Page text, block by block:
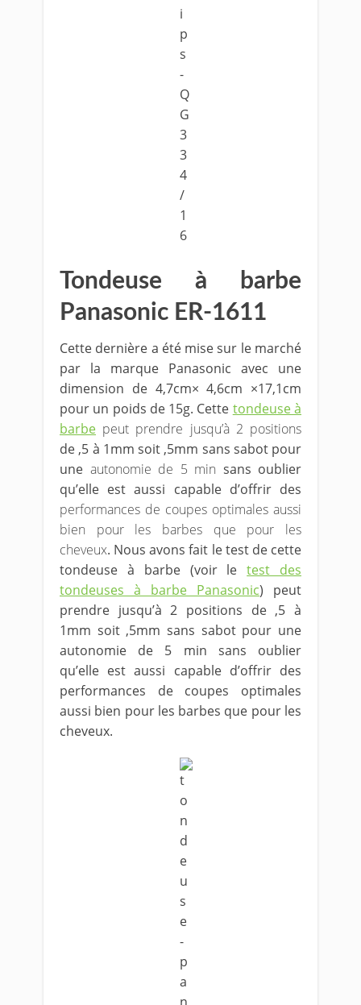
Tondeuse à barbe
Panasonic ER-1611
Cette dernière a été mise sur le marché
par la marque Panasonic avec une
dimension de 4,7cm× 4,6cm ×17,1cm
pour un poids de 15g. Cette tondeuse à
barbe peut prendre jusqu’à 2 positions
de ,5 à 1mm soit ,5mm sans sabot pour
une autonomie de 5 min sans oublier
qu’elle est aussi capable d’offrir des
performances de coupes optimales aussi
bien pour les barbes que pour les
cheveux. Nous avons fait le test de cette
tondeuse à barbe (voir letest des
tondeuses à barbe Panasonic) peut
prendre jusqu’à 2 positions de ,5 à
1mm soit ,5mm sans sabot pour une
autonomie de 5 min sans oublier
qu’elle est aussi capable d’offrir des
performances de coupes optimales
aussi bien pour les barbes que pour les
cheveux.